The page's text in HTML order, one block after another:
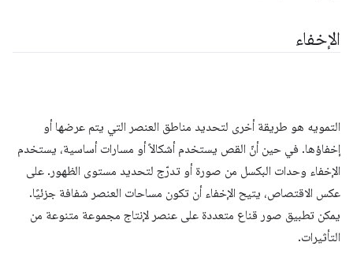
الإخفاء
التمويه هو طريقة أخرى لتحديد مناطق العنصر التي يتم عرضها أو
إخفاؤها. في حين أنّ القص يستخدم أشكالاً أو مسارات أساسية، يستخدم
الإخفاء وحدات البكسل من صورة أو تدرّج لتحديد مستوى الظهور. على
عكس الاقتصاص، يتيح الإخفاء أن تكون مساحات العنصر شفافة جزئيًا.
يمكن تطبيق صور قناع متعددة على عنصر لإنتاج مجموعة متنوعة من
التأثيرات.